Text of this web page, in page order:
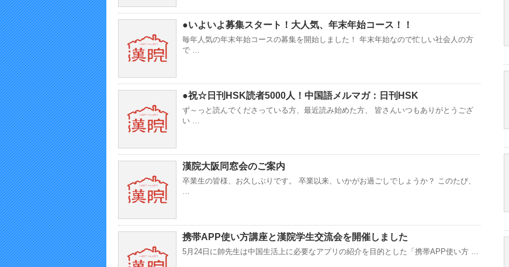
●いよいよ募集スタート！大人気、年末年始コース！！
毎年人気の年末年始コースの募集を開始しました！ 年末年始なので忙しい社会人の方
で …
●祝☆日刊HSK読者5000人！中国語メルマガ：日刊HSK
ず～っと読んでくださっている方、最近読み始めた方、 皆さんいつもありがとうござ
い …
漢院大阪同窓会のご案内
卒業生の皆様、お久しぶりです。 卒業以来、いかがお過ごしでしょうか？ このたび、
…
携帯APP使い方講座と漢院学生交流会を開催しました
5月24日に帥先生は中国生活上に必要なアプリの紹介を目的とした「携帯APP使い方 …